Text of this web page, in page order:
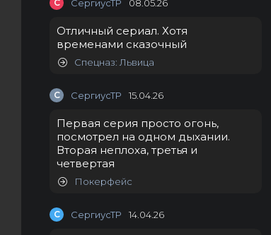
С СергиусТР 08.05.26
Отличный сериал. Хотя
временами сказочный
Спецназ: Львица
С СергиусТР 15.04.26
Первая серия просто огонь,
посмотрел на одном дыхании.
Вторая неплоха, третья и
четвертая
Покерфейс
С СергиусТР 14.04.26